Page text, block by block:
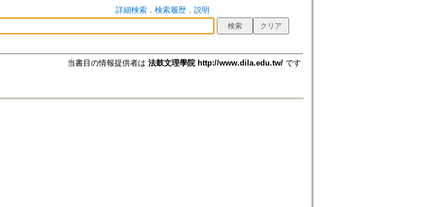
詳細検索． 検索履歴． 説明
当書目の情報提供者は 法鼓文理學院 http://www.dila.edu.tw/です